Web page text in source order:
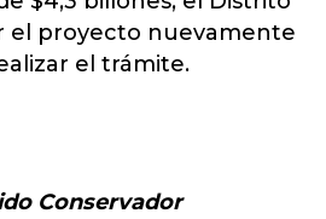
el proyecto nuevamente
el trámite.
Conservador